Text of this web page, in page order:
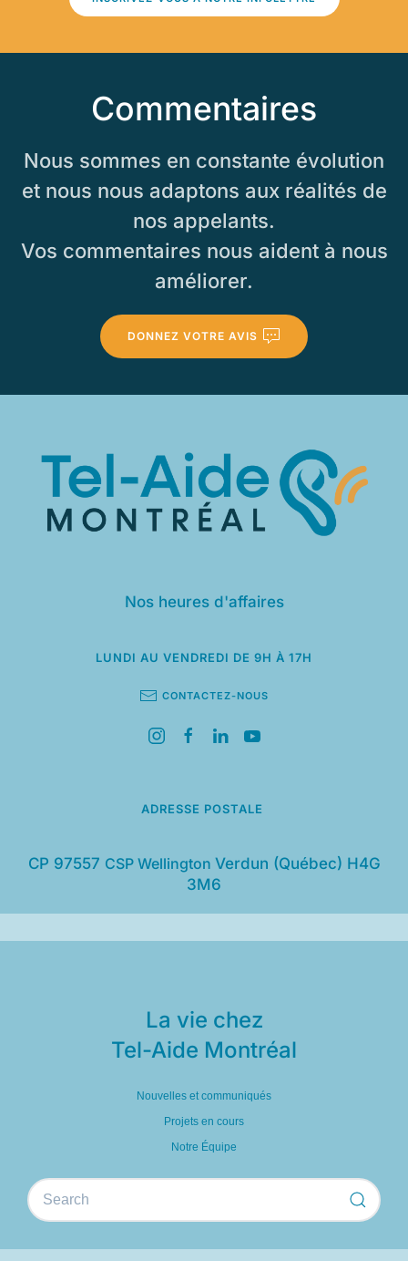
Commentaires
Nous sommes en constante évolution
et nous nous adaptons aux réalités de
nos appelants.
Vos commentaires nous aident à nous
améliorer.
DONNEZ VOTRE AVIS
Nos heures d'affaires
LUNDI AU VENDREDI DE 9H À 17H
CONTACTEZ-NOUS
ADRESSE POSTALE
CP 97557 CSP Wellington Verdun (Québec) H4G
3M6
La vie chez
Tel-Aide Montréal
Nouvelles et communiqués
Projets en cours
Notre Équipe